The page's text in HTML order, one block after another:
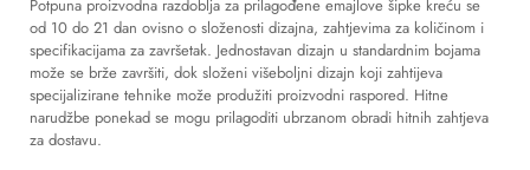
Potpuna proizvodna razdoblja za prilagođene emajlove šipke kreću se
od 10 do 21 dan ovisno o složenosti dizajna, zahtjevima za količinom i
specifikacijama za završetak. Jednostavan dizajn u standardnim bojama
može se brže završiti, dok složeni višeboljni dizajn koji zahtijeva
specijalizirane tehnike može produžiti proizvodni raspored. Hitne
narudžbe ponekad se mogu prilagoditi ubrzanom obradi hitnih zahtjeva
za dostavu.